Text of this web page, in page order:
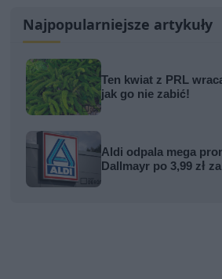
Najpopularniejsze artykuły
Ten kwiat z PRL
jak go nie zabić!
Aldi odpala mega
Dallmayr po 3,99 zł